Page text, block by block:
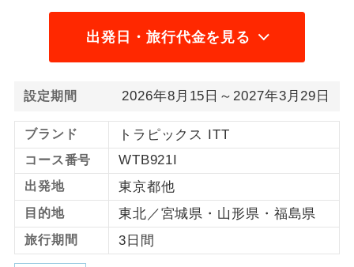
出発日・旅行代金を見る
設定期間 2026年8月15日～2027年3月29日
ブランド トラピックス ITT
コース番号 WTB921I
出発地 東京都他
目的地 東北／宮城県・山形県・福島県
旅行期間 3日間
スです。
金
コースです。
ご夫婦限定
ご夫婦限定でご参加いただけるコースで
す。
女性限定
女性限定でご参加いただけるコースで
年齢制限あり
ご参加にあたり年齢に制限があるコース
です。